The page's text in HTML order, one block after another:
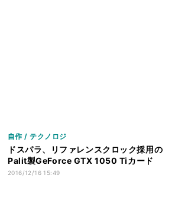
自作 / テクノロジ
ドスパラ、リファレンスクロック採用の
Palit製GeForce GTX 1050 Tiカード
2016/12/16 15:49